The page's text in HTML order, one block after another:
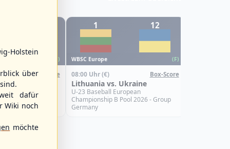
(F)
Box-Score
Israel
2026 - Group
1 12
WBSC Europe (F)
08:00 Uhr(€) Box-Score
Lithuania vs. Ukraine
U-23 Baseball European
Championship B Pool 2026 - Group
Germany
Holstein
über
dafür
Wiki noch
möchte